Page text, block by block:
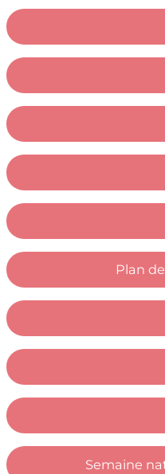
Plan
Semaine